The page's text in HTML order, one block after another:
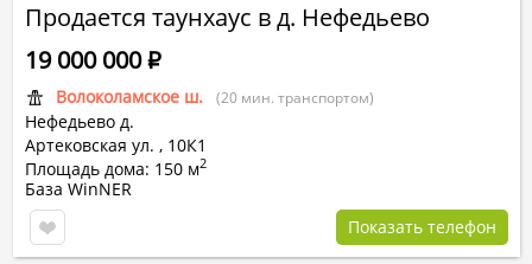
Продается таунхаус в д. Нефедьево
Волоколамское ш. (20 мин. транспортом)
Нефедьево д.
Артековская ул. , 10К1
Площадь дома: 150 м2
19 000 000Р
База WinNER
Показать телефон